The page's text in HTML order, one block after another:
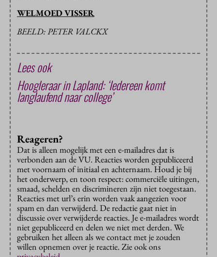
WELMOED VISSER
BEELD: PETER VALCKX
Lees ook
Hoogleraar in Lapland: ‘Iedereen komt
langlaufend naar college’
Reageren?
Dat is alleen mogelijk met een e-mailadres dat is
verbonden aan de VU. Reacties worden gepubliceerd
met voornaam of initiaal en achternaam. Houd je bij
het onderwerp, en toon respect: commerciële uitingen,
smaad, schelden en discrimineren zijn niet toegestaan.
Reacties met url’s erin worden vaak aangezien voor
spam en dan verwijderd. De redactie gaat niet in
discussie over verwijderde reacties. Je e-mailadres wordt
niet gepubliceerd en delen we niet met derden. We
gebruiken het alleen als we contact met je zouden
willen opnemen over je reactie. Zie ook ons